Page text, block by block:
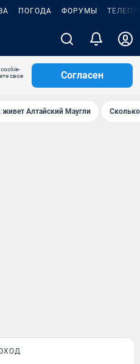
ПОГОДА ФОРУМЫ
свое
Согласен
живет Алтайский Маугли